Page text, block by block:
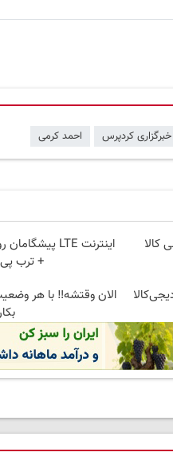
خبرگزاری کردپرس احمد کرمی
کالا
+ ترب
الان وقتشه‼️ با هر